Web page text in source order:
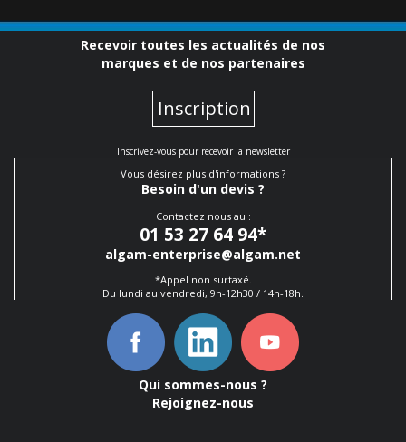
Recevoir toutes les actualités de nos
marques et de nos partenaires
Inscription
Inscrivez-vous pour recevoir la newsletter
Vous désirez plus d'informations ?
Besoin d'un devis ?
Contactez nous au :
01 53 27 64 94*
algam-enterprise@algam.net
*Appel non surtaxé.
Du lundi au vendredi, 9h-12h30 / 14h-18h.
Qui sommes-nous ?
Rejoignez-nous